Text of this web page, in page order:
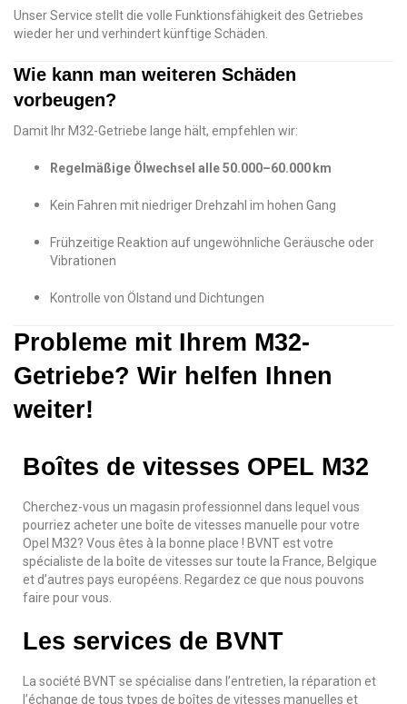
Unser Service stellt die volle Funktionsfähigkeit des Getriebes
wieder her und verhindert künftige Schäden.
Wie kann man weiteren Schäden
vorbeugen?
Damit Ihr M32-Getriebe lange hält, empfehlen wir:
Regelmäßige Ölwechsel alle 50.000–60.000 km
Kein Fahren mit niedriger Drehzahl im hohen Gang
Frühzeitige Reaktion auf ungewöhnliche Geräusche oder
Vibrationen
Kontrolle von Ölstand und Dichtungen
Probleme mit Ihrem M32-
Getriebe? Wir helfen Ihnen
weiter!
Boîtes de vitesses OPEL M32
Cherchez-vous un magasin professionnel dans lequel vous
pourriez acheter une boîte de vitesses manuelle pour votre
Opel M32? Vous êtes à la bonne place ! BVNT est votre
spécialiste de la boîte de vitesses sur toute la France, Belgique
et d’autres pays européens. Regardez ce que nous pouvons
faire pour vous.
Les services de BVNT
La société BVNT se spécialise dans l’entretien, la réparation et
l’échange de tous types de boîtes de vitesses manuelles et